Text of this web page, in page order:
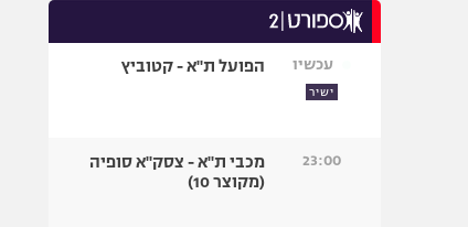
ספורט מוטורי
בייסבול MLB
עכשיו
ישיר
הפועל ת"א - קטוביץ
23:00
מכבי ת"א - צסק"א סופיה
(מקוצר 10)